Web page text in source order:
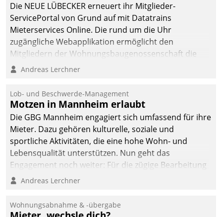
Die NEUE LÜBECKER erneuert ihr Mitglieder-
ServicePortal von Grund auf mit Datatrains
Mieterservices Online. Die rund um die Uhr
zugängliche Webapplikation ermöglicht den
Mitgliedern der Wohnungs­bau­genossenschaft die
Kontaktaufnahme per Smartphone, Tablet oder PC.
Andreas Lerchner
Lob- und Beschwerde-Management
Motzen in Mannheim erlaubt
Die GBG Mannheim engagiert sich umfassend für ihre
Mieter. Dazu gehören kulturelle, soziale und
sportliche Aktivitäten, die eine hohe Wohn- und
Lebensqualität unterstützen. Nun geht das
Engagement noch weiter: Für die zügige Bearbeitung
von Beschwerden – oder Lob – richtet das
und Beschwerde-Management einen eigenen Kanal
ein.
Andreas Lerchner
Wohnungsabnahme & -übergabe